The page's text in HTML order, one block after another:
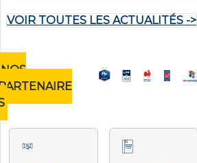
VOIR TOUTES LES ACTUALITÉS ->
NOS